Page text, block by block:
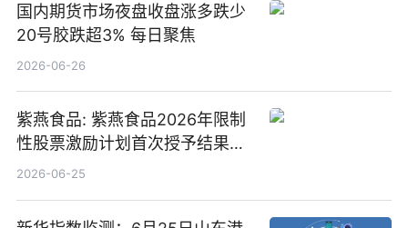
国内期货市场夜盘收盘涨多跌少
20号胶跌超3% 每日聚焦
2026-06-26
紫燕食品: 紫燕食品2026年限制
性股票激励计划首次授予结果公
告-微资讯
2026-06-25